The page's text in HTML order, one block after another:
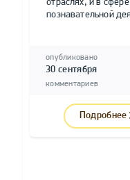
отраслях, и в сфере
познавательной
опубликовано
30 сентября
комментариев
Подробнее